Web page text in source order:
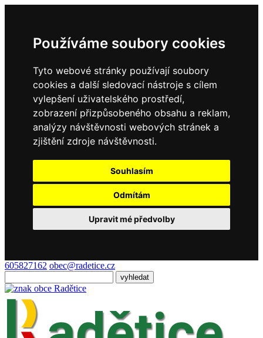
Používáme soubory cookies
Tyto webové stránky používají soubory
cookies a další sledovací nástroje s cílem
vylepšení uživatelského prostředí,
zobrazení přizpůsobeného obsahu a reklam,
analýzy návštěvnosti webových stránek a
zjištění zdroje návštěvnosti.
Souhlasím
Odmítám
Upravit mé předvolby
605827162 obec@radetice.cz